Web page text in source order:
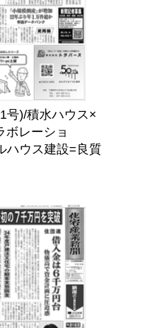
号)/積水ハウス×
ボレーショ
ハウス建設=良質